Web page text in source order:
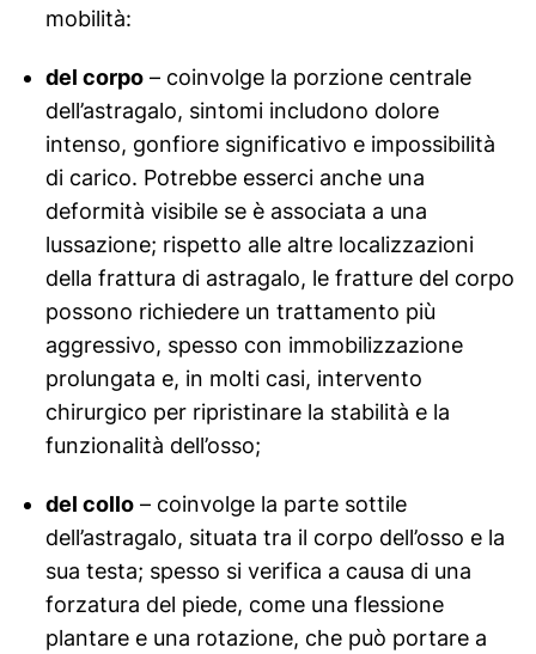
mobilità:
del corpo– coinvolge la porzione centrale
dell’astragalo, sintomi includono dolore
intenso, gonfiore significativo e impossibilità
di carico. Potrebbe esserci anche una
deformità visibile se è associata a una
lussazione; rispetto alle altre localizzazioni
della frattura di astragalo, le fratture del corpo
possono richiedere un trattamento più
aggressivo, spesso con immobilizzazione
prolungata e, in molti casi, intervento
chirurgico per ripristinare la stabilità e la
funzionalità dell’osso;
del collo– coinvolge la parte sottile
dell’astragalo, situata tra il corpo dell’osso e la
sua testa; spesso si verifica a causa di una
forzatura del piede, come una flessione
plantare e una rotazione, che può portare a